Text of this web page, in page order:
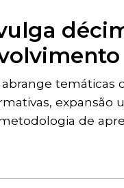
temáticas
expansão
de